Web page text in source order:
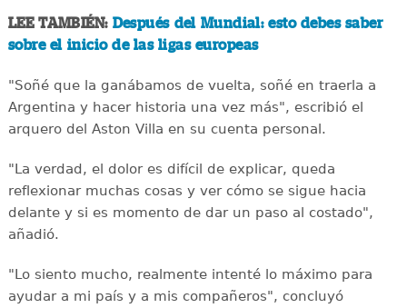
LEE TAMBIÉN: Después del Mundial: esto debes saber
sobre el inicio de las ligas europeas
"Soñé que la ganábamos de vuelta, soñé en traerla a
Argentina y hacer historia una vez más", escribió el
arquero del Aston Villa en su cuenta personal.
"La verdad, el dolor es difícil de explicar, queda
reflexionar muchas cosas y ver cómo se sigue hacia
delante y si es momento de dar un paso al costado",
añadió.
"Lo siento mucho, realmente intenté lo máximo para
ayudar a mi país y a mis compañeros", concluyó